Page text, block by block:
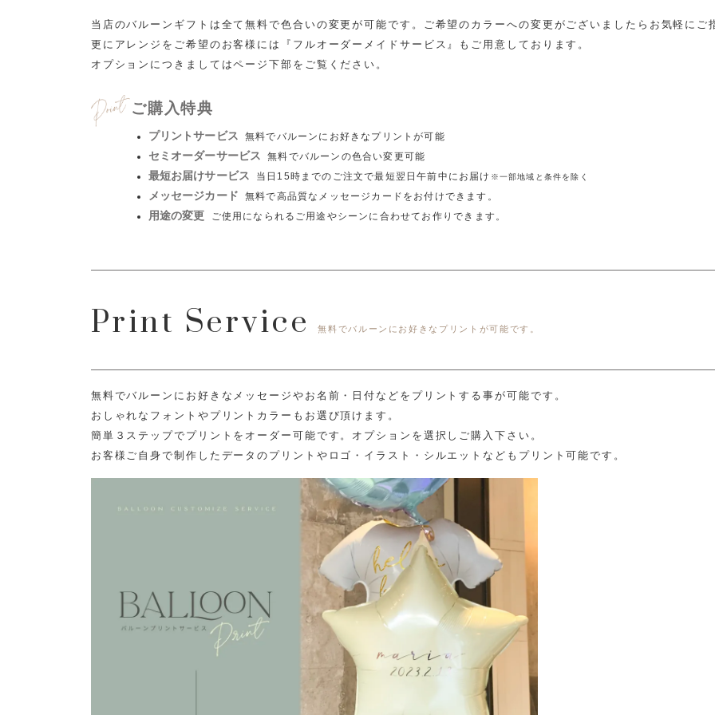
当店のバルーンギフトは全て無料で色合いの変更が可能です。ご希望のカラーへの変更がございましたらお気軽にご
更にアレンジをご希望のお客様には『フルオーダーメイドサービス』もご用意しております。
オプションにつきましてはページ下部をご覧ください。
ご購入特典
プリントサービス 無料でバルーンにお好きなプリントが可能
セミオーダーサービス 無料でバルーンの色合い変更可能
最短お届けサービス 当日15時までのご注文で最短翌日午前中にお届け ※一部地域と条件を除く
メッセージカード 無料で高品質なメッセージカードをお付けできます。
用途の変更 ご使用になられるご用途やシーンに合わせてお作りできます。
Print Service 無料でバルーンにお好きなプリントが可能です。
無料でバルーンにお好きなメッセージやお名前・日付などをプリントする事が可能です。
おしゃれなフォントやプリントカラーもお選び頂けます。
簡単３ステップでプリントをオーダー可能です。オプションを選択しご購入下さい。
お客様ご自身で制作したデータのプリントやロゴ・イラスト・シルエットなどもプリント可能です。